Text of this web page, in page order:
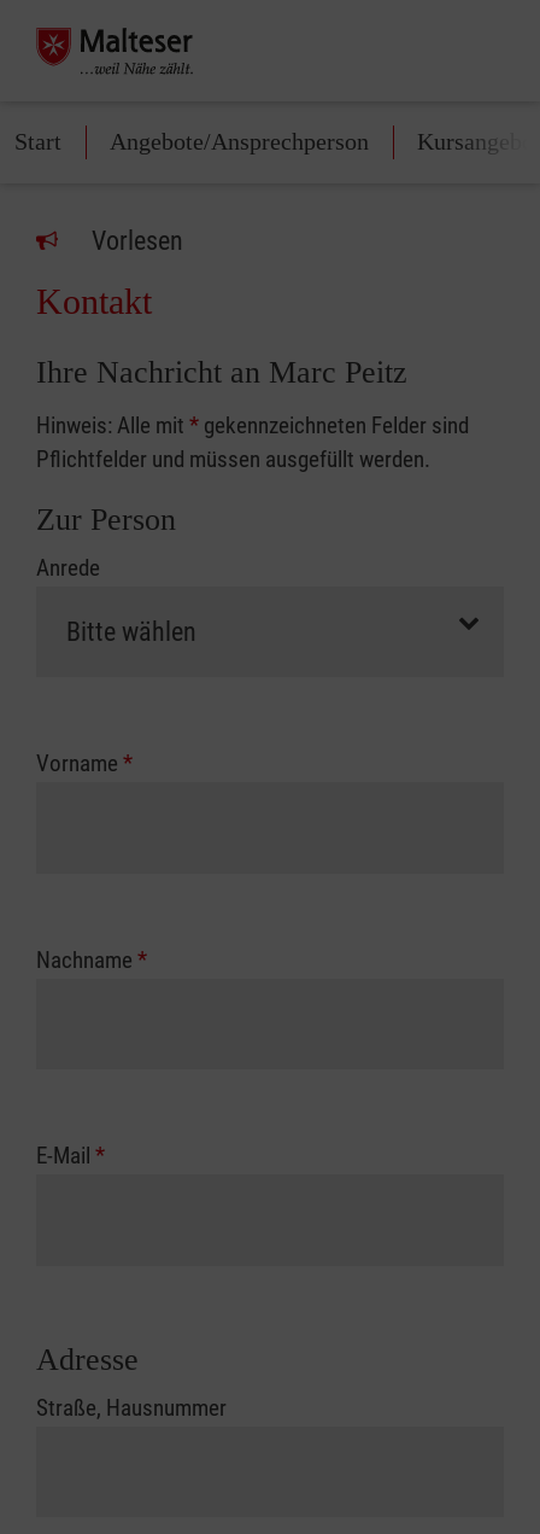
Start Angebote/Ansprechperson Kursangebot
Vorlesen
Kontakt
Ihre Nachricht an Marc Peitz
Hinweis: Alle mit * gekennzeichneten Felder sind
Pflichtfelder und müssen ausgefüllt werden.
Zur Person
Anrede
Vorname *
Nachname *
E-Mail *
Adresse
Straße, Hausnummer